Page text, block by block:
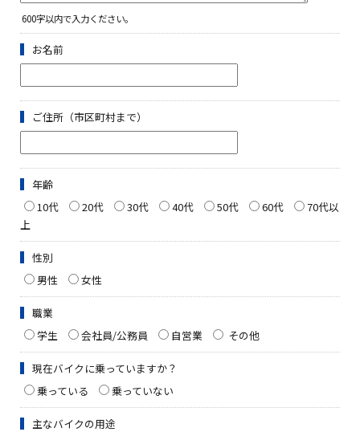
600字以内で入力ください。
お名前
ご住所（市区町村まで）
年齢
10代
20代 30代 40代 50代 60代
70代以
上
性別
男性
女性
職業
学生
会社員/公務員 自営業 その他
現在バイクに乗っていますか？
乗っている
乗っていない
主なバイクの用途